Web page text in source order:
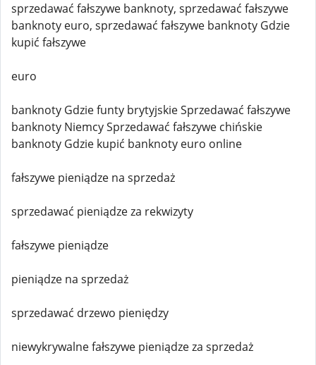
sprzedawać fałszywe banknoty, sprzedawać fałszywe
banknoty euro, sprzedawać fałszywe banknoty Gdzie
kupić fałszywe
euro
banknoty Gdzie funty brytyjskie Sprzedawać fałszywe
banknoty Niemcy Sprzedawać fałszywe chińskie
banknoty Gdzie kupić banknoty euro online
fałszywe pieniądze na sprzedaż
sprzedawać pieniądze za rekwizyty
fałszywe pieniądze
pieniądze na sprzedaż
sprzedawać drzewo pieniędzy
niewykrywalne fałszywe pieniądze za sprzedaż